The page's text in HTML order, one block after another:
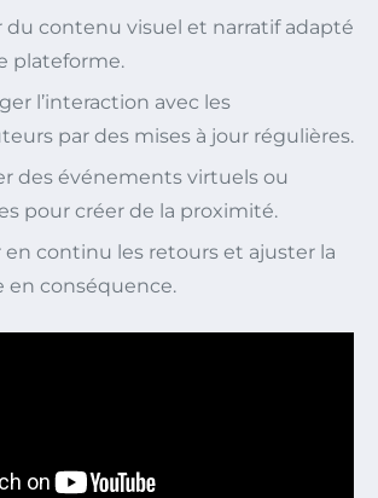
du contenu visuel et narratif adapté
plateforme.
l’interaction avec les
par des mises à jour régulières.
des événements virtuels ou
pour créer de la proximité.
en continu les retours et ajuster la
en conséquence.